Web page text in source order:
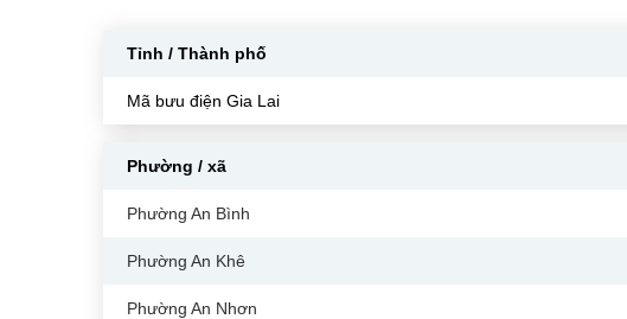
Tỉnh / Thành phố
Mã bưu điện Gia Lai
Phường / xã
Phường An Bình
Phường An Khê
Phường An Nhơn